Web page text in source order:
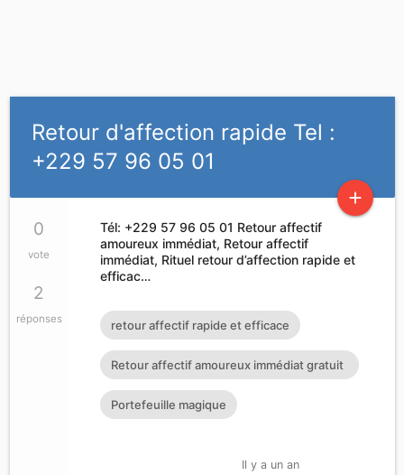
Retour d'affection rapide Tel :
+229 57 96 05 01
add
0
vote
2
réponses
Tél: +229 57 96 05 01 Retour affectif
amoureux immédiat, Retour affectif
immédiat, Rituel retour d’affection rapide et
efficac…
retour affectif rapide et efficace
Retour affectif amoureux immédiat gratuit
Rituel retour affectif
Portefeuille magique
Il y a un an